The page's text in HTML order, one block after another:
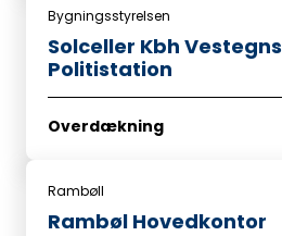
Bygningsstyrelsen
Solceller Kbh Vestegns
Politistation
Overdækning
Rambøll
Rambøl Hovedkontor